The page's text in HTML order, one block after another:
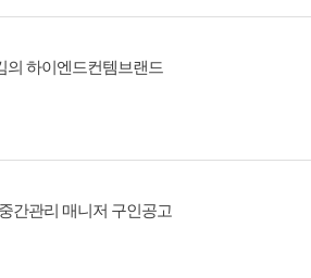
의 하이엔드컨템브랜드
간관리 매니저 구인공고